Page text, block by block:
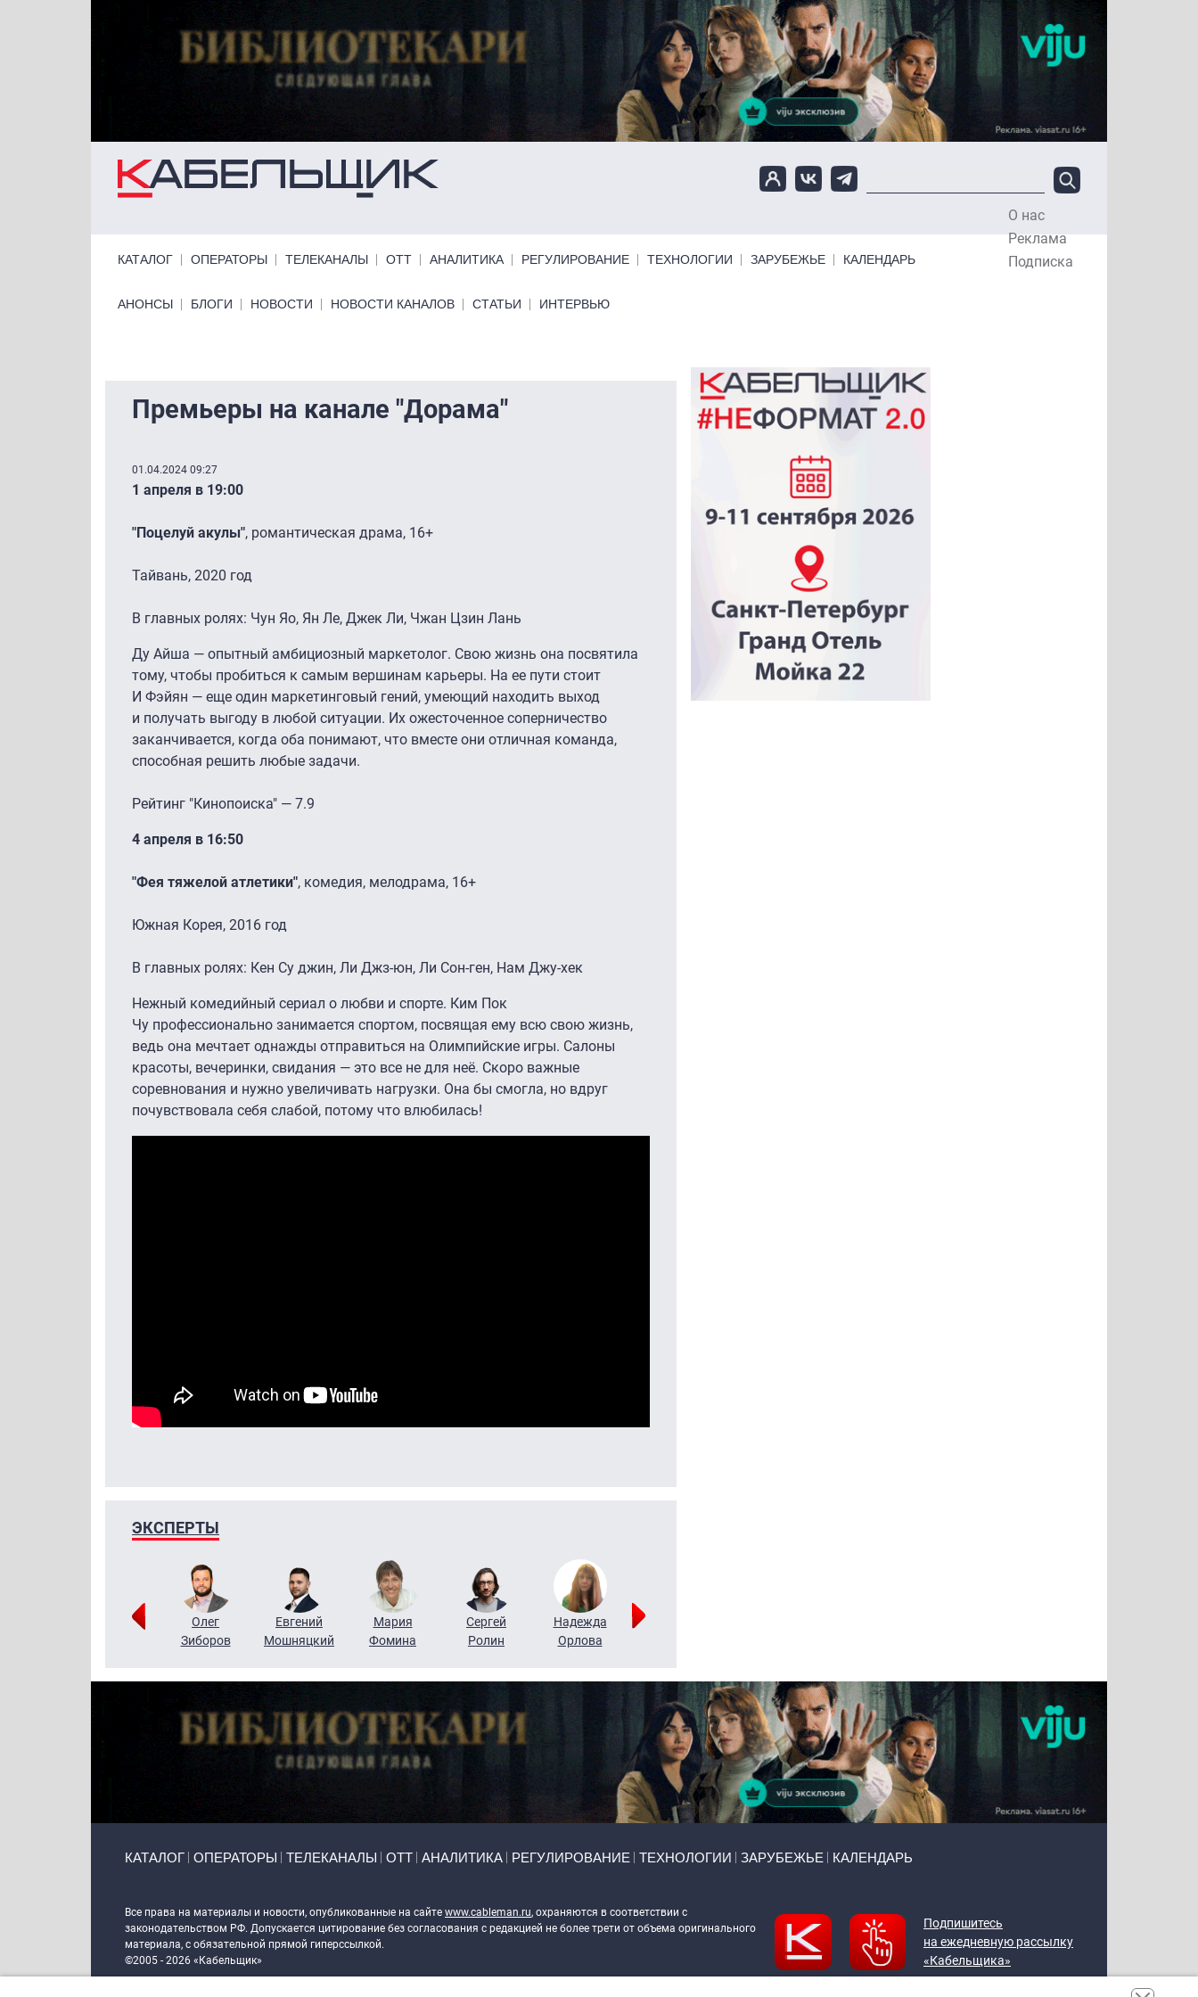
О нас
Реклама
Подписка
КАТАЛОГ ОПЕРАТОРЫ ТЕЛЕКАНАЛЫ ОТТ АНАЛИТИКА РЕГУЛИРОВАНИЕ ТЕХНОЛОГИИ ЗАРУБЕЖЬЕ КАЛЕНДАРЬ
Primary links bottom
АНОНСЫ БЛОГИ НОВОСТИ НОВОСТИ КАНАЛОВ СТАТЬИ ИНТЕРВЬЮ
Премьеры на канале "Дорама"
01.04.2024 09:27
1 апреля в 19:00
"Поцелуй акулы", романтическая драма, 16+
Тайвань, 2020 год
В главных ролях: Чун Яо, Ян Ле, Джек Ли, Чжан Цзин Лань
Ду Айша — опытный амбициозный маркетолог. Свою жизнь она посвятила
тому, чтобы пробиться к самым вершинам карьеры. На ее пути стоит
И Фэйян — еще один маркетинговый гений, умеющий находить выход
и получать выгоду в любой ситуации. Их ожесточенное соперничество
заканчивается, когда оба понимают, что вместе они отличная команда,
способная решить любые задачи.
Рейтинг "Кинопоиска" — 7.9
4 апреля в 16:50
"Фея тяжелой атлетики", комедия, мелодрама, 16+
Южная Корея, 2016 год
В главных ролях: Кен Су джин, Ли Джз-юн, Ли Сон-ген, Нам Джу-хек
Нежный комедийный сериал о любви и спорте. Ким Пок
Чу профессионально занимается спортом, посвящая ему всю свою жизнь,
ведь она мечтает однажды отправиться на Олимпийские игры. Салоны
красоты, вечеринки, свидания — это все не для неё. Скоро важные
соревнования и нужно увеличивать нагрузки. Она бы смогла, но вдруг
почувствовала себя слабой, потому что влюбилась!
ЭКСПЕРТЫ
Григорий
Олег
Зиборов
Евгений
Мошняцкий
Мария
Фомина
Сергей
Ролин
Надежда
Орлова
КАТАЛОГ ОПЕРАТОРЫ ТЕЛЕКАНАЛЫ ОТТ АНАЛИТИКА РЕГУЛИРОВАНИЕ ТЕХНОЛОГИИ ЗАРУБЕЖЬЕ КАЛЕНДАРЬ
Все права на материалы и новости, опубликованные на сайте www.cableman.ru, охраняются в соответствии с
законодательством РФ. Допускается цитирование без согласования с редакцией не более трети от объема оригинального
материала, с обязательной прямой гиперссылкой.
©2005 - 2026 «Кабельщик»
Подпишитесь
на ежедневную рассылку
«Кабельщика»